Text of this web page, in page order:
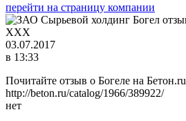
перейти на страницу компании
ХХХ
03.07.2017
в 13:33
Почитайте отзыв о Богеле на Бетон.ru
http://beton.ru/catalog/1966/389922/
нет